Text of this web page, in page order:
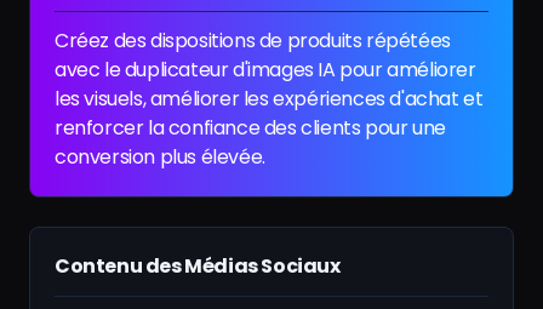
Créez des dispositions de produits répétées
avec le duplicateur d'images IA pour améliorer
les visuels, améliorer les expériences d'achat et
renforcer la confiance des clients pour une
conversion plus élevée.
Contenu des Médias Sociaux